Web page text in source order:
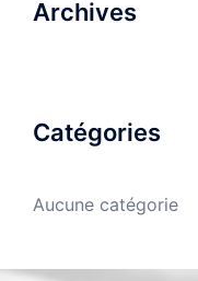
Archives
Catégories
Aucune catégorie